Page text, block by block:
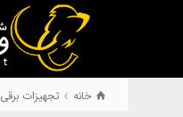
خانه تجهیزات برقی